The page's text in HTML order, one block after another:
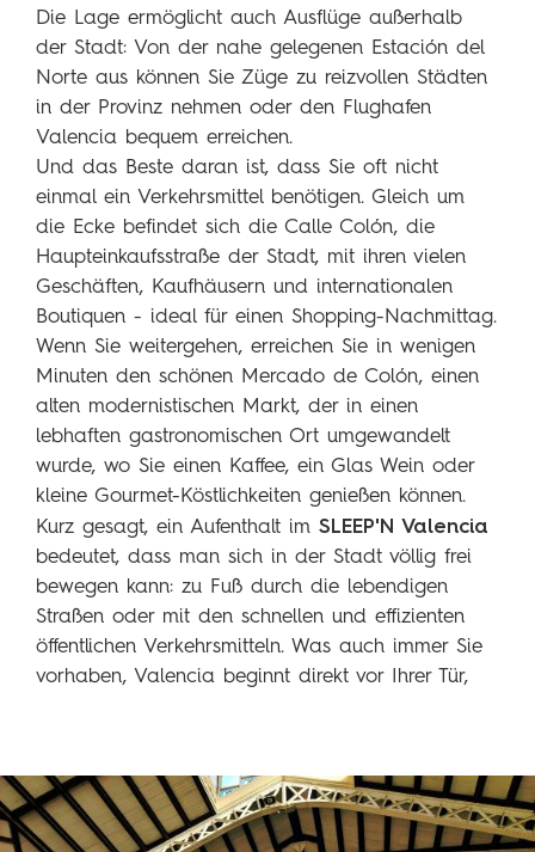
Die Lage ermöglicht auch Ausflüge außerhalb
der Stadt: Von der nahe gelegenen Estación del
Norte aus können Sie Züge zu reizvollen Städten
in der Provinz nehmen oder den Flughafen
Valencia bequem erreichen.
Und das Beste daran ist, dass Sie oft nicht
einmal ein Verkehrsmittel benötigen. Gleich um
die Ecke befindet sich die Calle Colón, die
Haupteinkaufsstraße der Stadt, mit ihren vielen
Geschäften, Kaufhäusern und internationalen
Boutiquen - ideal für einen Shopping-Nachmittag.
Wenn Sie weitergehen, erreichen Sie in wenigen
Minuten den schönen Mercado de Colón, einen
alten modernistischen Markt, der in einen
lebhaften gastronomischen Ort umgewandelt
wurde, wo Sie einen Kaffee, ein Glas Wein oder
kleine Gourmet-Köstlichkeiten genießen können.
Kurz gesagt, ein Aufenthalt im SLEEP'N Valencia
bedeutet, dass man sich in der Stadt völlig frei
bewegen kann: zu Fuß durch die lebendigen
Straßen oder mit den schnellen und effizienten
öffentlichen Verkehrsmitteln. Was auch immer Sie
vorhaben, Valencia beginnt direkt vor Ihrer Tür,